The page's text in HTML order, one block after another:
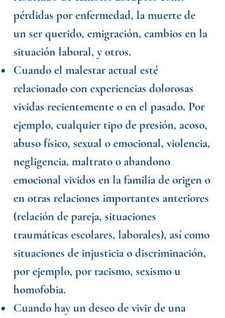
pérdidas por enfermedad, la muerte de
un ser querido, emigración, cambios en la
situación laboral, y otros.
Cuando el malestar actual esté
relacionado conexperiencias dolorosas
vividas recientemente o en el pasado. Por
ejemplo, cualquier tipo de presión, acoso,
abuso físico, sexual o emocional, violencia,
negligencia, maltrato o abandono
emocional vividos en la familia de origen o
en otras relaciones importantes anteriores
(relación de pareja, situaciones
traumáticas escolares, laborales), así como
situaciones de injusticia o discriminación,
por ejemplo, por racismo, sexismo u
homofobia.
Cuando hay un deseo devivir de una